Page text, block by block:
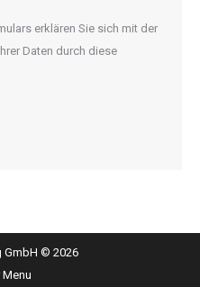
erklären Sie sich mit der
Daten durch diese
GmbH © 2026